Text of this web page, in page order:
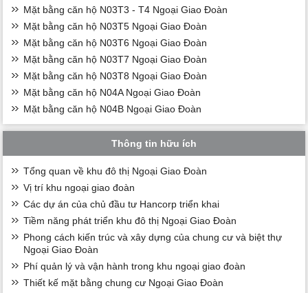
Mặt bằng căn hộ N03T3 - T4 Ngoại Giao Đoàn
Mặt bằng căn hộ N03T5 Ngoại Giao Đoàn
Mặt bằng căn hộ N03T6 Ngoại Giao Đoàn
Mặt bằng căn hộ N03T7 Ngoại Giao Đoàn
Mặt bằng căn hộ N03T8 Ngoại Giao Đoàn
Mặt bằng căn hộ N04A Ngoại Giao Đoàn
Mặt bằng căn hộ N04B Ngoại Giao Đoàn
Thông tin hữu ích
Tổng quan về khu đô thị Ngoại Giao Đoàn
Vị trí khu ngoại giao đoàn
Các dự án của chủ đầu tư Hancorp triển khai
Tiềm năng phát triển khu đô thị Ngoại Giao Đoàn
Phong cách kiến trúc và xây dựng của chung cư và biệt thự
Ngoại Giao Đoàn
Phí quản lý và vận hành trong khu ngoại giao đoàn
Thiết kế mặt bằng chung cư Ngoại Giao Đoàn